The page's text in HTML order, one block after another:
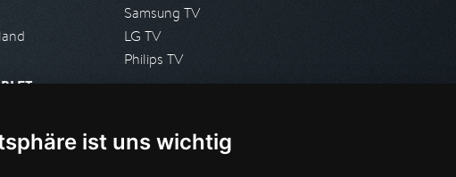
ist uns wichtig
Samsung TV
LG TV
Philips TV
Presseanfrage stellen